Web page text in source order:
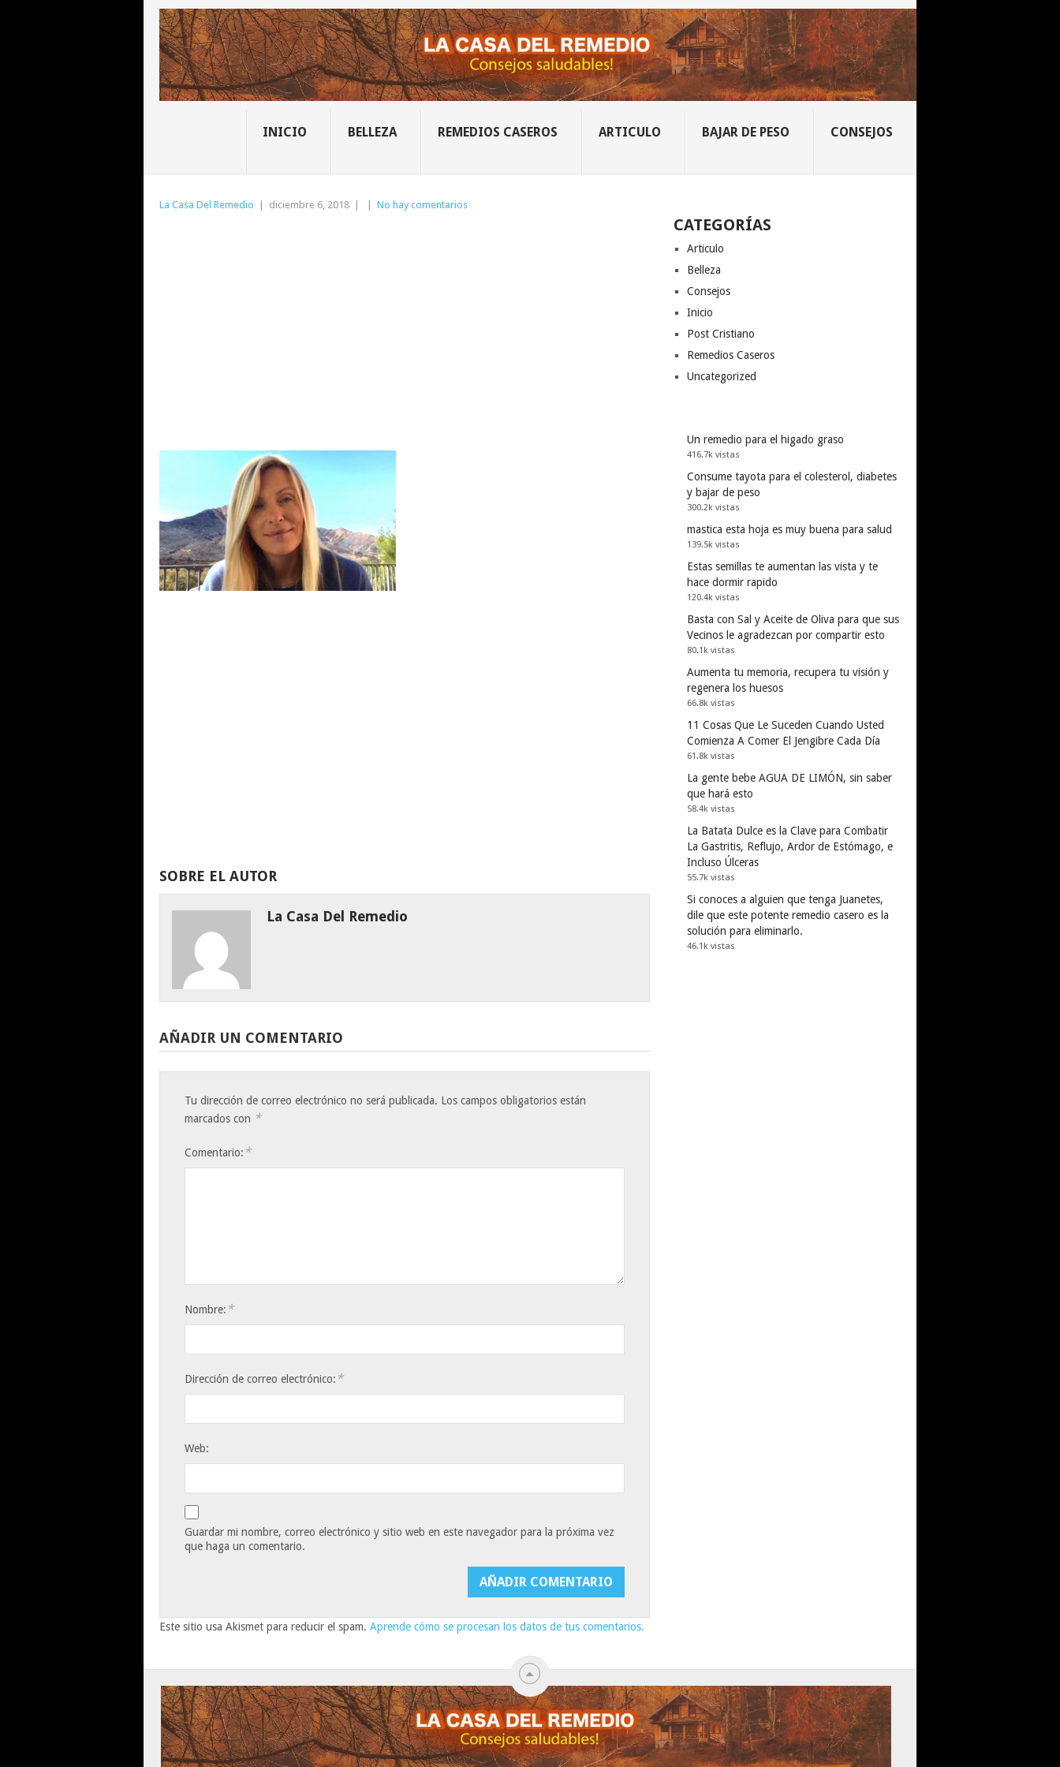
INICIO BELLEZA REMEDIOS CASEROS ARTICULO BAJAR DE PESO CONSEJOS
La Casa Del Remedio | diciembre 6, 2018 | | No hay comentarios
SOBRE EL AUTOR
La Casa Del Remedio
AÑADIR UN COMENTARIO
Tu dirección de correo electrónico no será publicada. Los campos obligatorios están
marcados con *
Comentario: *
Nombre: *
Dirección de correo electrónico: *
Web:
Guardar mi nombre, correo electrónico y sitio web en este navegador para la próxima vez
que haga un comentario.
Este sitio usa Akismet para reducir el spam. Aprende cómo se procesan los datos de tus comentarios.
CATEGORÍAS
Articulo
Belleza
Consejos
Inicio
Post Cristiano
Remedios Caseros
Uncategorized
Un remedio para el higado graso
416.7k vistas
Consume tayota para el colesterol, diabetes
y bajar de peso
300.2k vistas
mastica esta hoja es muy buena para salud
139.5k vistas
Estas semillas te aumentan las vista y te
hace dormir rapido
120.4k vistas
Basta con Sal y Aceite de Oliva para que sus
Vecinos le agradezcan por compartir esto
80.1k vistas
Aumenta tu memoria, recupera tu visión y
regenera los huesos
66.8k vistas
11 Cosas Que Le Suceden Cuando Usted
Comienza A Comer El Jengibre Cada Día
61.8k vistas
La gente bebe AGUA DE LIMÓN, sin saber
que hará esto
58.4k vistas
La Batata Dulce es la Clave para Combatir
La Gastritis, Reflujo, Ardor de Estómago, e
Incluso Úlceras
55.7k vistas
Si conoces a alguien que tenga Juanetes,
dile que este potente remedio casero es la
solución para eliminarlo.
46.1k vistas